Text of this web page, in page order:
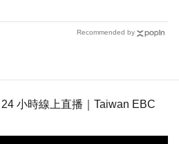
Recommended by
小時線上直播｜Taiwan EBC